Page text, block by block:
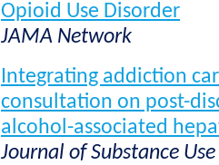
Opioid Use Disorder
JAMA Network
Integrating addiction
consultation on post-
alcohol-associated
Journal of Substance